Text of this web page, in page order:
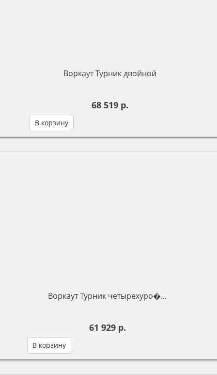
Воркаут Турник двойной
68 519 р.
В корзину
Воркаут Турник четырехуро�...
61 929 р.
В корзину